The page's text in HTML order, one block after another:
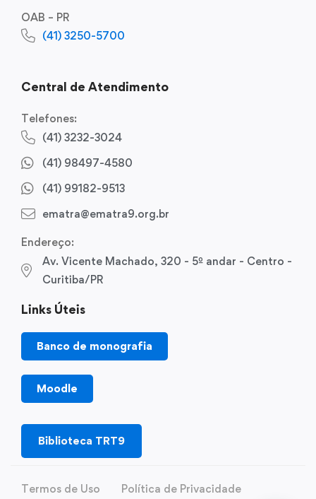
OAB – PR
(41) 3250-5700
Central de Atendimento
Telefones:
(41) 3232-3024
(41) 98497-4580
(41) 99182-9513
ematra@ematra9.org.br
Endereço:
Av. Vicente Machado, 320 - 5º andar - Centro -
Curitiba/PR
Links Úteis
Banco de monografia
Moodle
Biblioteca TRT9
Termos de Uso Política de Privacidade